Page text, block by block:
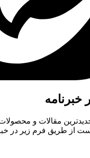
خبرنامه
مقالات و
از طریق فرم زیر در